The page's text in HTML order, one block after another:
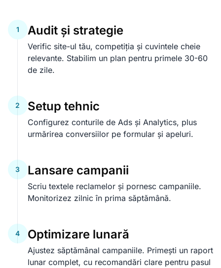
1 Audit și strategie
Verific site-ul tău, competiția și cuvintele cheie
relevante. Stabilim un plan pentru primele 30-60
de zile.
2 Setup tehnic
Configurez conturile de Ads și Analytics, plus
urmărirea conversiilor pe formular și apeluri.
3 Lansare campanii
Scriu textele reclamelor și pornesc campaniile.
Monitorizez zilnic în prima săptămână.
4 Optimizare lunară
Ajustez săptămânal campaniile. Primești un raport
lunar complet, cu recomandări clare pentru pasul